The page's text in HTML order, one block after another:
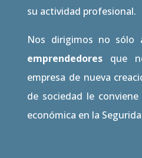
su actividad profesional.
Nos dirigimos no sólo
emprendedores que
empresa de nueva
de sociedad le
económica en la